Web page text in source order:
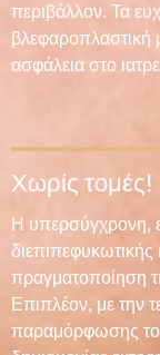
περιβάλλον. Τα
βλεφαροπλαστική
ασφάλεια στο
Χωρίς τομές!
Η υπερσύγχρονη,
πραγματοποίηση
Επιπλέον, με την
παραμόρφωσης